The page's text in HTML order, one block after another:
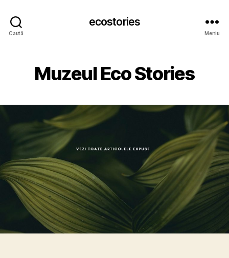
Caută
ecostories
Meniu
Muzeul Eco Stories